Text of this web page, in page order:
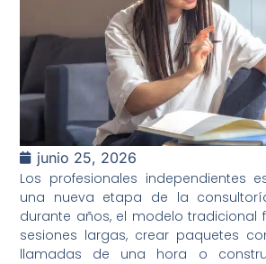
junio 25, 2026
Los profesionales independientes
una nueva etapa de la
durante años, el modelo tradicional
sesiones largas, crear paquetes
llamadas de una hora o